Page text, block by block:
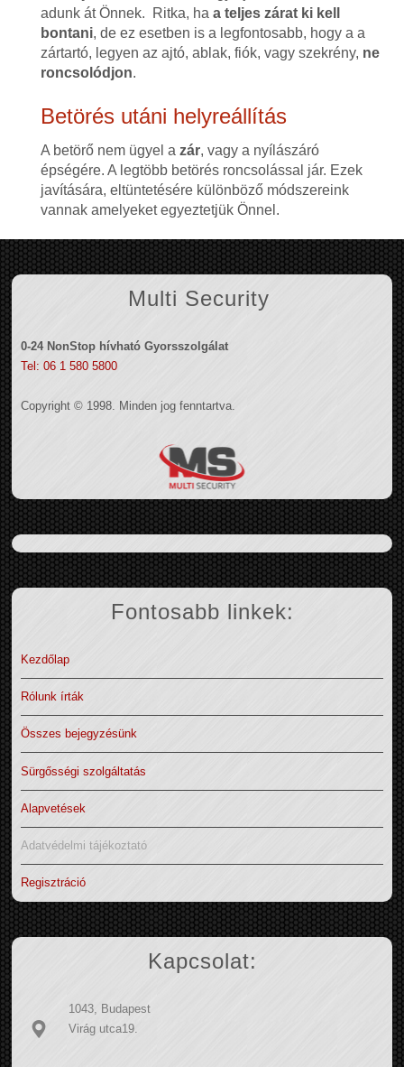
adunk át Önnek. Ritka, ha a teljes zárat ki kell
bontani, de ez esetben is a legfontosabb, hogy a a
zártartó, legyen az ajtó, ablak, fiók, vagy szekrény, ne
roncsolódjon.
Betörés utáni helyreállítás
A betörő nem ügyel a zár, vagy a nyílászáró
épségére. A legtöbb betörés roncsolással jár. Ezek
javítására, eltüntetésére különböző módszereink
vannak amelyeket egyeztetjük Önnel.
Multi Security
0-24 NonStop hívható Gyorsszolgálat
Tel: 06 1 580 5800
Copyright © 1998. Minden jog fenntartva.
Fontosabb linkek:
Kezdőlap
Rólunk írták
Összes bejegyzésünk
Sürgősségi szolgáltatás
Alapvetések
Adatvédelmi tájékoztató
Regisztráció
Kapcsolat:
1043, Budapest
Virág utca19.